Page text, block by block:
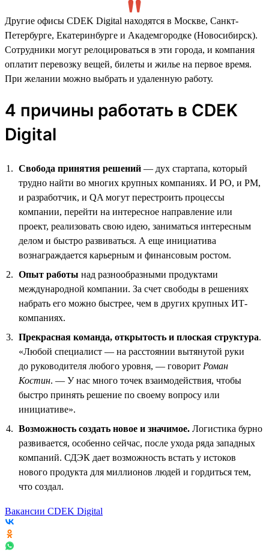
Другие офисы CDEK Digital находятся в Москве, Санкт-
Петербурге, Екатеринбурге и Академгородке (Новосибирск).
Сотрудники могут релоцироваться в эти города, и компания
оплатит перевозку вещей, билеты и жилье на первое время.
При желании можно выбрать и удаленную работу.
4 причины работать в CDEK
Digital
Свобода принятия решений — дух стартапа, который
трудно найти во многих крупных компаниях. И PO, и PM,
и разработчик, и QA могут перестроить процессы
компании, перейти на интересное направление или
проект, реализовать свою идею, заниматься интересным
делом и быстро развиваться. А еще инициатива
вознаграждается карьерным и финансовым ростом.
Опыт работы над разнообразными продуктами
международной компании. За счет свободы в решениях
набрать его можно быстрее, чем в других крупных ИТ-
компаниях.
Прекрасная команда, открытость и плоская структура.
«Любой специалист — на расстоянии вытянутой руки
до руководителя любого уровня, — говорит Роман
Костин. — У нас много точек взаимодействия, чтобы
быстро принять решение по своему вопросу или
инициативе».
Возможность создать новое и значимое. Логистика бурно
развивается, особенно сейчас, после ухода ряда западных
компаний. СДЭК дает возможность встать у истоков
нового продукта для миллионов людей и гордиться тем,
что создал.
Вакансии CDEK Digital